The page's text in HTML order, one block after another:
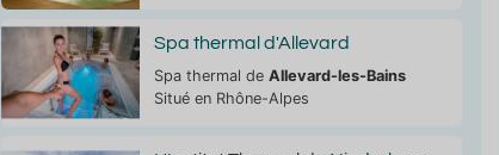
Spa thermal d'Allevard
Spa thermal de Allevard-les-Bains
Situé en Rhône-Alpes